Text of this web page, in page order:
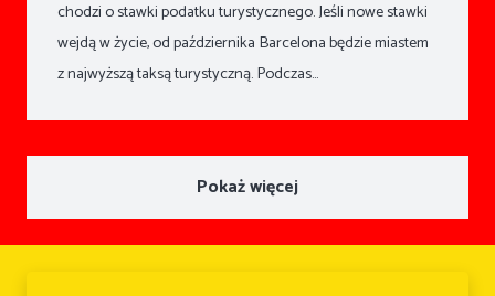
chodzi o stawki podatku turystycznego. Jeśli nowe stawki
wejdą w życie, od października Barcelona będzie miastem
z najwyższą taksą turystyczną. Podczas…
Pokaż więcej